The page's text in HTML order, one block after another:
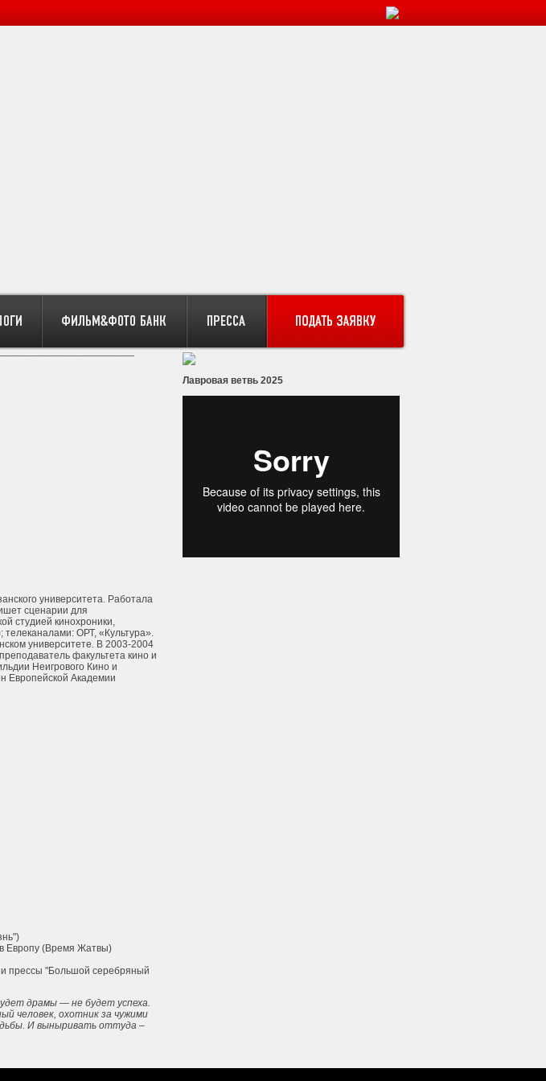
университета. Работала
сценарии для
студией кинохроники,
ОРТ, «Культура».
университете. В 2003-2004
факультета кино и
Неигрового Кино и
Европейской Академии
Европу (Время Жатвы)
и прессы "Большой серебряный
драмы — не будет успеха.
человек, охотник за чужими
И выныривать оттуда –
Лавровая ветвь 2025